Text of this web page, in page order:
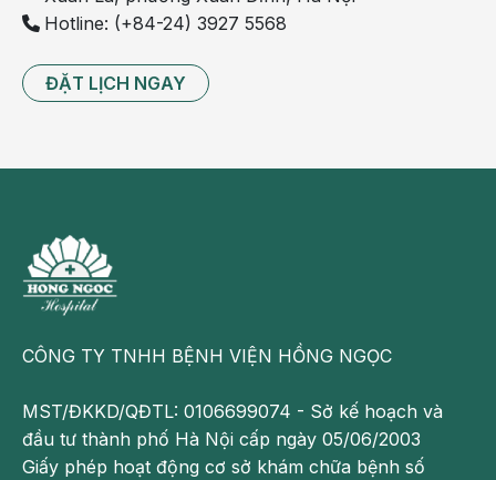
hoặc điều trị y khoa. Người bệnh không được tự ý
mua thuốc để điều trị. Để biết chính xác tình trạng
bệnh lý người bệnh cần tới các bệnh viện để được
bác sĩ thăm khám trực tiếp chẩn đoán và tư vấn
Theo dõi fanpage của Bệnh viện Đa khoa Hồng
Hotline: (+84-24) 3927 5568
ĐẶT LỊCH NGAY
CÔNG TY TNHH BỆNH VIỆN HỒNG NGỌC
MST/ĐKKD/QĐTL: 0106699074 - Sở kế hoạch và
đầu tư thành phố Hà Nội cấp ngày 05/06/2003
Giấy phép hoạt động cơ sở khám chữa bệnh số